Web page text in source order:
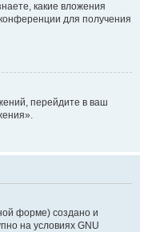
какие вложения
для получения
перейдите в ваш
форме) создано и
на условиях GNU